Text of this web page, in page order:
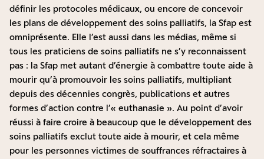
définir les protocoles médicaux, ou encore de concevoir
les plans de développement des soins palliatifs, la Sfap est
omniprésente. Elle l’est aussi dans les médias, même si
tous les praticiens de soins palliatifs ne s’y reconnaissent
pas : la Sfap met autant d’énergie à combattre toute aide à
mourir qu’à promouvoir les soins palliatifs, multipliant
depuis des décennies congrès, publications et autres
formes d’action contre l’« euthanasie ». Au point d’avoir
réussi à faire croire à beaucoup que le développement des
soins palliatifs exclut toute aide à mourir, et cela même
pour les personnes victimes de souffrances réfractaires à